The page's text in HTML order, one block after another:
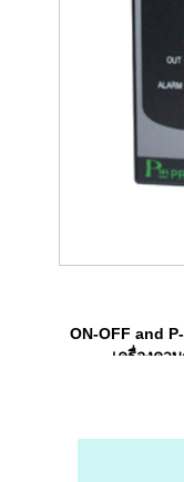
ON-OFF and
เครื่องคว